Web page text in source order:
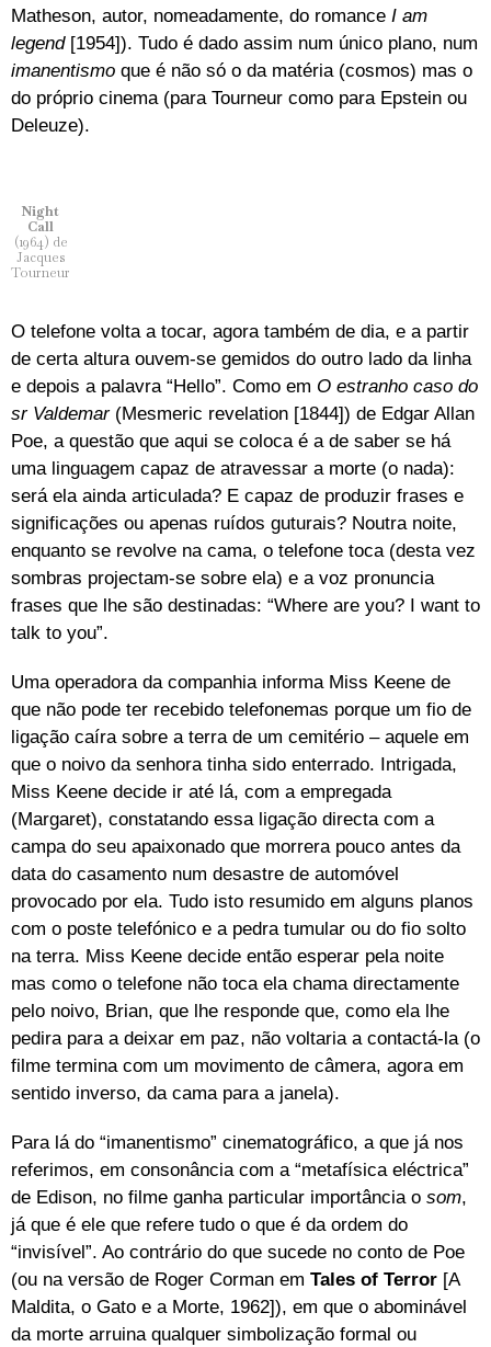
Matheson, autor, nomeadamente, do romance I am
legend [1954]). Tudo é dado assim num único plano, num
imanentismo que é não só o da matéria (cosmos) mas o
do próprio cinema (para Tourneur como para Epstein ou
Deleuze).
Night
Call
(1964) de
Jacques
Tourneur
O telefone volta a tocar, agora também de dia, e a partir
de certa altura ouvem-se gemidos do outro lado da linha
e depois a palavra “Hello”. Como em O estranho caso do
sr Valdemar (Mesmeric revelation [1844]) de Edgar Allan
Poe, a questão que aqui se coloca é a de saber se há
uma linguagem capaz de atravessar a morte (o nada):
será ela ainda articulada? E capaz de produzir frases e
significações ou apenas ruídos guturais? Noutra noite,
enquanto se revolve na cama, o telefone toca (desta vez
sombras projectam-se sobre ela) e a voz pronuncia
frases que lhe são destinadas: “Where are you? I want to
talk to you”.
Uma operadora da companhia informa Miss Keene de
que não pode ter recebido telefonemas porque um fio de
ligação caíra sobre a terra de um cemitério – aquele em
que o noivo da senhora tinha sido enterrado. Intrigada,
Miss Keene decide ir até lá, com a empregada
(Margaret), constatando essa ligação directa com a
campa do seu apaixonado que morrera pouco antes da
data do casamento num desastre de automóvel
provocado por ela. Tudo isto resumido em alguns planos
com o poste telefónico e a pedra tumular ou do fio solto
na terra. Miss Keene decide então esperar pela noite
mas como o telefone não toca ela chama directamente
pelo noivo, Brian, que lhe responde que, como ela lhe
pedira para a deixar em paz, não voltaria a contactá-la (o
filme termina com um movimento de câmera, agora em
sentido inverso, da cama para a janela).
Para lá do “imanentismo” cinematográfico, a que já nos
referimos, em consonância com a “metafísica eléctrica”
de Edison, no filme ganha particular importância o som,
já que é ele que refere tudo o que é da ordem do
“invisível”. Ao contrário do que sucede no conto de Poe
(ou na versão de Roger Corman em Tales of Terror [A
Maldita, o Gato e a Morte, 1962]), em que o abominável
da morte arruina qualquer simbolização formal ou